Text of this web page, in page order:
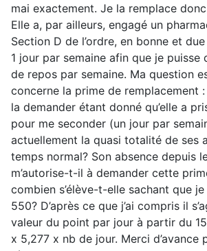
mai exactement. Je la remplace
Elle a, par ailleurs, engagé un
Section D de l’ordre, en bonne et
1 jour par semaine afin que je puisse
de repos par semaine. Ma question
concerne la prime de remplacement
la demander étant donné qu’elle a
pour me seconder (un jour par
actuellement la quasi totalité de ses
temps normal? Son absence depuis
m’autorise-t-il à demander cette
combien s’élève-t-elle sachant que
550? D’après ce que j’ai compris il
valeur du point par jour à partir du
x 5,277 x nb de jour. Merci d’avance